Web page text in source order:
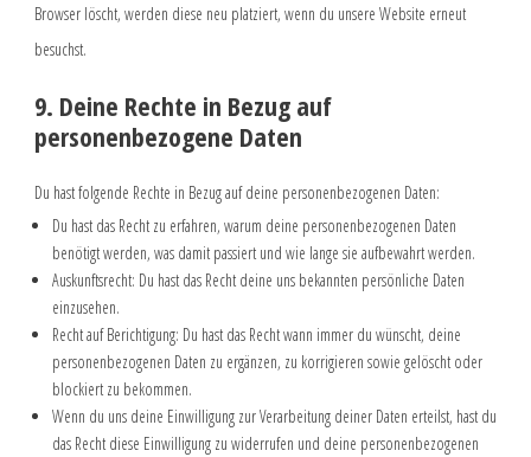
Browser löscht, werden diese neu platziert, wenn du unsere Website erneut
besuchst.
9. Deine Rechte in Bezug auf
personenbezogene Daten
Du hast folgende Rechte in Bezug auf deine personenbezogenen Daten:
Du hast das Recht zu erfahren, warum deine personenbezogenen Daten
benötigt werden, was damit passiert und wie lange sie aufbewahrt werden.
Auskunftsrecht: Du hast das Recht deine uns bekannten persönliche Daten
einzusehen.
Recht auf Berichtigung: Du hast das Recht wann immer du wünscht, deine
personenbezogenen Daten zu ergänzen, zu korrigieren sowie gelöscht oder
blockiert zu bekommen.
Wenn du uns deine Einwilligung zur Verarbeitung deiner Daten erteilst, hast du
das Recht diese Einwilligung zu widerrufen und deine personenbezogenen